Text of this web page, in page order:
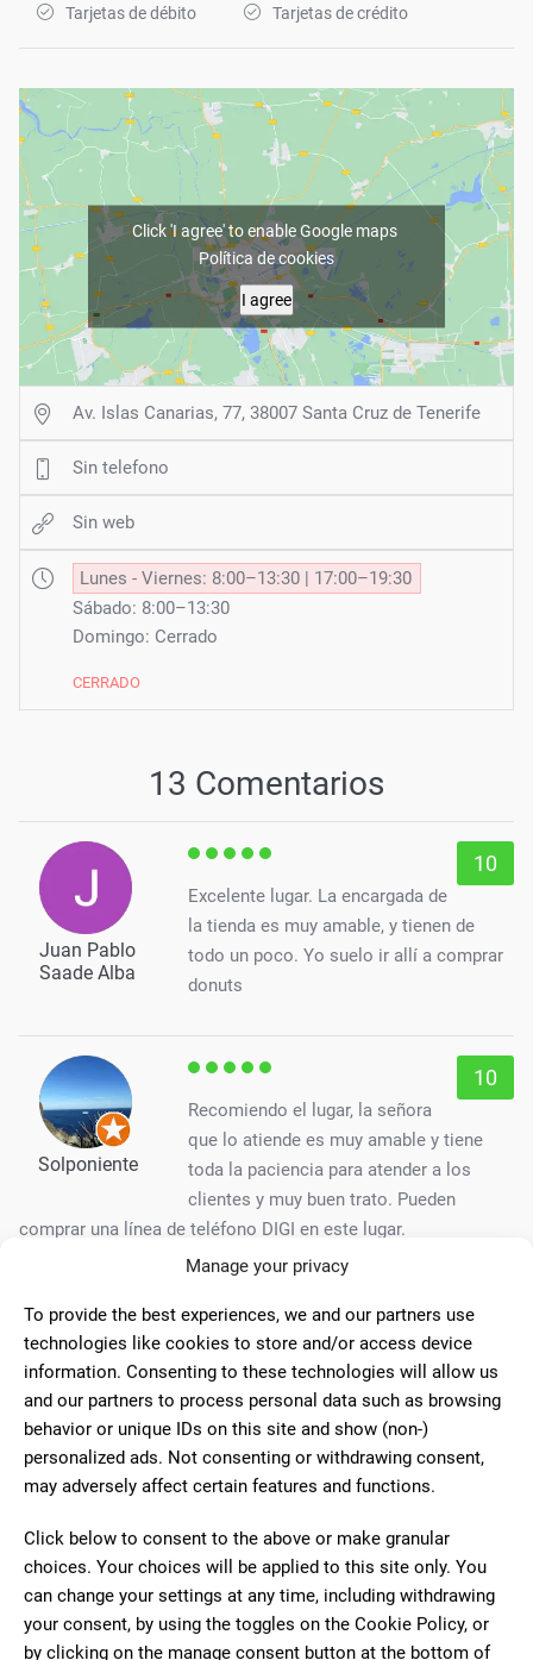
Manage your privacy
To provide the best experiences, we and our partners use
technologies like cookies to store and/or access device
information. Consenting to these technologies will allow us
and our partners to process personal data such as browsing
behavior or unique IDs on this site and show (non-)
personalized ads. Not consenting or withdrawing consent,
may adversely affect certain features and functions.
Click below to consent to the above or make granular
choices. Your choices will be applied to this site only. You
can change your settings at any time, including withdrawing
your consent, by using the toggles on the Cookie Policy, or
by clicking on the manage consent button at the bottom of
Tarjetas de débito
Tarjetas de crédito
Click 'I agree' to enable Google maps
Política de cookies
I agree
Av. Islas Canarias, 77, 38007 Santa Cruz de Tenerife
Sin telefono
Sin web
Lunes - Viernes: 8:00–13:30 | 17:00–19:30
Sábado: 8:00–13:30
Domingo: Cerrado
CERRADO
13 Comentarios
Juan Pablo
Saade Alba
10
Excelente lugar. La encargada de
la tienda es muy amable, y tienen de
todo un poco. Yo suelo ir allí a comprar
donuts
Solponiente
10
Recomiendo el lugar, la señora
que lo atiende es muy amable y tiene
toda la paciencia para atender a los
clientes y muy buen trato. Pueden
comprar una línea de teléfono DIGI en este lugar.
Rosalia Diaz
10
Estupendo local con una
atención inmejorable. Su dueña atenta,
cariñosa y muy familiar. Si no tiene algún
artículo te lo pide o te orienta para que
lo puedas conseguir.
Angelo
10
Lugar magnífico para envío de
dinero y compra de utiles escolares. Lo